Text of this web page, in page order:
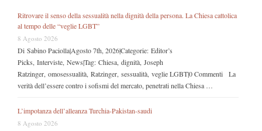
Ritrovare il senso della sessualità nella dignità della persona. La Chiesa cattolica
al tempo delle “veglie LGBT”
8 Agosto 2026
Di Sabino Paciolla|Agosto 7th, 2026|Categorie: Editor’s
Picks, Interviste, News|Tag: Chiesa, dignità, Joseph
Ratzinger, omosessualità, Ratzinger, sessualità, veglie LGBT|0 Commenti La
verità dell’essere contro i sofismi del mercato, penetrati nella Chiesa …
L’impotanza dell’alleanza Turchia-Pakistan-saudi
8 Agosto 2026